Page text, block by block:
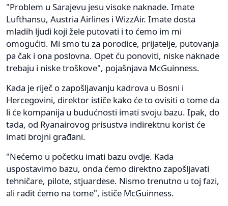
"Problem u Sarajevu jesu visoke naknade. Imate
Lufthansu, Austria Airlines i WizzAir. Imate dosta
mladih ljudi koji žele putovati i to ćemo im mi
omogućiti. Mi smo tu za porodice, prijatelje, putovanja
pa čak i ona poslovna. Opet ću ponoviti, niske naknade
trebaju i niske troškove", pojašnjava McGuinness.
Kada je riječ o zapošljavanju kadrova u Bosni i
Hercegovini, direktor ističe kako će to ovisiti o tome da
li će kompanija u budućnosti imati svoju bazu. Ipak, do
tada, od Ryanairovog prisustva indirektnu korist će
imati brojni građani.
"Nećemo u početku imati bazu ovdje. Kada
uspostavimo bazu, onda ćemo direktno zapošljavati
tehničare, pilote, stjuardese. Nismo trenutno u toj fazi,
ali radit ćemo na tome", ističe McGuinness.